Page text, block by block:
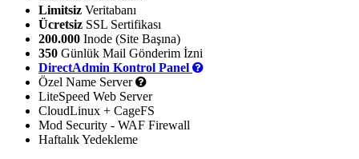
Limitsiz Veritabanı
Ücretsiz SSL Sertifikası
200.000 Inode (Site Başına)
350 Günlük Mail Gönderim İzni
DirectAdmin Kontrol Panel
Özel Name Server
LiteSpeed Web Server
CloudLinux + CageFS
Mod Security - WAF Firewall
Haftalık Yedekleme